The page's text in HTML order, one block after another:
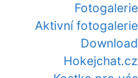
Fotogalerie
Aktivní fotogalerie
Download
Hokejchat.cz